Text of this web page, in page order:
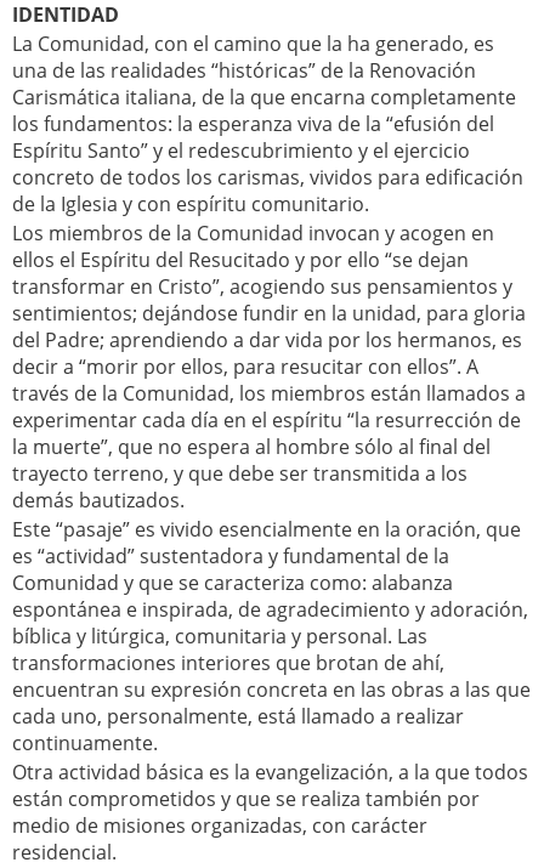
IDENTIDAD
La Comunidad, con el camino que la ha generado, es
una de las realidades “históricas” de la Renovación
Carismática italiana, de la que encarna completamente
los fundamentos: la esperanza viva de la “efusión del
Espíritu Santo” y el redescubrimiento y el ejercicio
concreto de todos los carismas, vividos para edificación
de la Iglesia y con espíritu comunitario.
Los miembros de la Comunidad invocan y acogen en
ellos el Espíritu del Resucitado y por ello “se dejan
transformar en Cristo”, acogiendo sus pensamientos y
sentimientos; dejándose fundir en la unidad, para gloria
del Padre; aprendiendo a dar vida por los hermanos, es
decir a “morir por ellos, para resucitar con ellos”. A
través de la Comunidad, los miembros están llamados a
experimentar cada día en el espíritu “la resurrección de
la muerte”, que no espera al hombre sólo al final del
trayecto terreno, y que debe ser transmitida a los
demás bautizados.
Este “pasaje” es vivido esencialmente en la oración, que
es “actividad” sustentadora y fundamental de la
Comunidad y que se caracteriza como: alabanza
espontánea e inspirada, de agradecimiento y adoración,
bíblica y litúrgica, comunitaria y personal. Las
transformaciones interiores que brotan de ahí,
encuentran su expresión concreta en las obras a las que
cada uno, personalmente, está llamado a realizar
continuamente.
Otra actividad básica es la evangelización, a la que todos
están comprometidos y que se realiza también por
medio de misiones organizadas, con carácter
residencial.